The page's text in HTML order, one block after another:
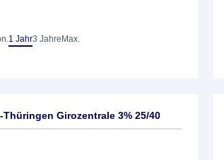
1 Jahr3 Jahre Max.
Girozentrale 3% 25/40